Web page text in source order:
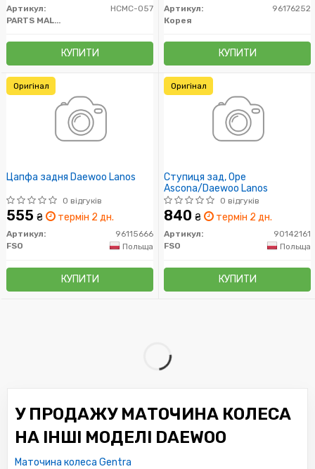
Артикул:
HCMC-057
PARTS MALL (PMC)
КУПИТИ
Артикул:
96176252
Корея
КУПИТИ
Цапфа задня Daewoo Lanos
0 відгуків
555 ₴ термін 2 дн.
Артикул:
96115666
FSO
Польща
КУПИТИ
Оригінал
Ступиця зад, Ope
Ascona/Daewoo Lanos
0 відгуків
840 ₴ термін 2 дн.
Артикул:
90142161
FSO
Польща
КУПИТИ
Оригінал
У ПРОДАЖУ МАТОЧИНА КОЛЕСА
НА ІНШІ МОДЕЛІ DAEWOO
Маточина колеса Gentra